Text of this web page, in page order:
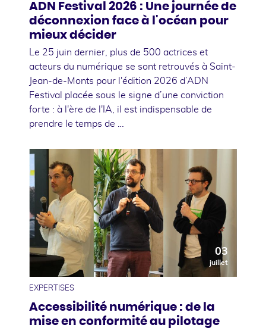
ADN Festival 2026 : Une journée de
déconnexion face à l'océan pour
mieux décider
Le 25 juin dernier, plus de 500 actrices et
acteurs du numérique se sont retrouvés à Saint-
Jean-de-Monts pour l'édition 2026 d’ADN
Festival placée sous le signe d’une conviction
forte : à l'ère de l'IA, il est indispensable de
prendre le temps de …
03
juillet
EXPERTISES
Accessibilité numérique : de la
mise en conformité au pilotage